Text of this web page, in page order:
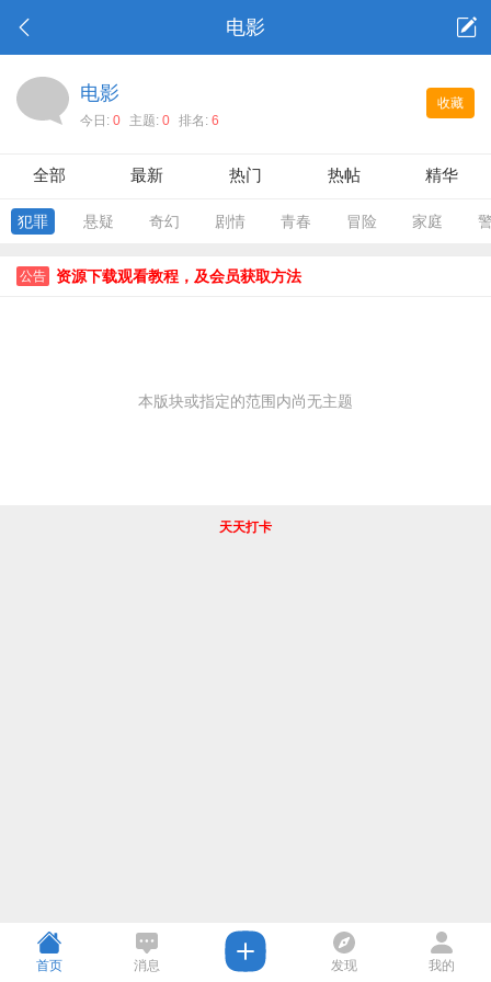
电影
收藏
电影
今日: 0 主题: 0 排名: 6
全部 最新 热门 热帖 精华
犯罪 悬疑 奇幻 剧情 青春 冒险 家庭
公告 资源下载观看教程，及会员获取方法
本版块或指定的范围内尚无主题
天天打卡
首页 消息 发现 我的